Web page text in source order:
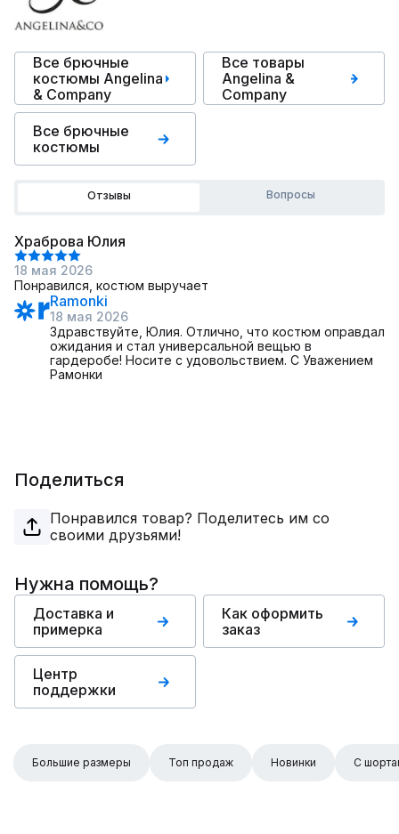
Все брючные
костюмы Angelina
& Сompany
Все товары
Angelina &
Сompany
Все брючные
костюмы
Отзывы Вопросы
Храброва Юлия
18 мая 2026
Понравился, костюм выручает
Ramonki
18 мая 2026
Здравствуйте, Юлия. Отлично, что костюм оправдал
ожидания и стал универсальной вещью в
гардеробе! Носите с удовольствием. С Уважением
Рамонки
Поделиться
Понравился товар? Поделитесь им со
своими друзьями!
Нужна помощь?
Доставка и
примерка
Как оформить
заказ
Центр
поддержки
Большие размеры Топ продаж Новинки С